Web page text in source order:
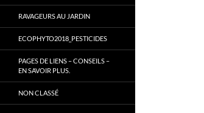
RAVAGEURS AU JARDIN
ECOPHYTO2018_PESTICIDES
PAGES DE LIENS – CONSEILS –
EN SAVOIR PLUS.
NON CLASSÉ